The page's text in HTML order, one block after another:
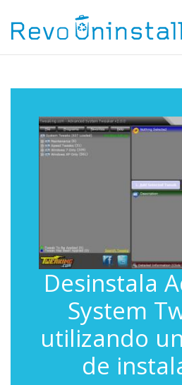
Desinstala
System
utilizando
de